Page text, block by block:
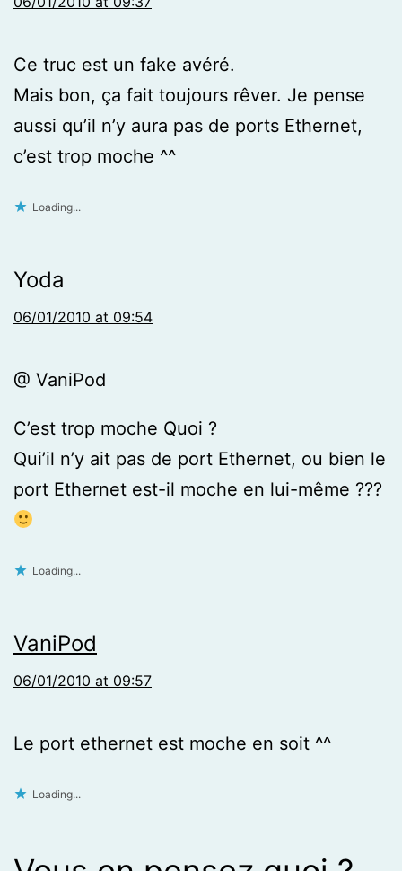
Ce truc est un fake avéré.
Mais bon, ça fait toujours rêver. Je pense
aussi qu’il n’y aura pas de ports Ethernet,
c’est trop moche ^^
Loading...
Yoda
06/01/2010 at 09:54
@ VaniPod
C’est trop moche Quoi ?
Qui’il n’y ait pas de port Ethernet, ou bien le
port Ethernet est-il moche en lui-même ???
Loading...
VaniPod
06/01/2010 at 09:57
Le port ethernet est moche en soit ^^
Loading...